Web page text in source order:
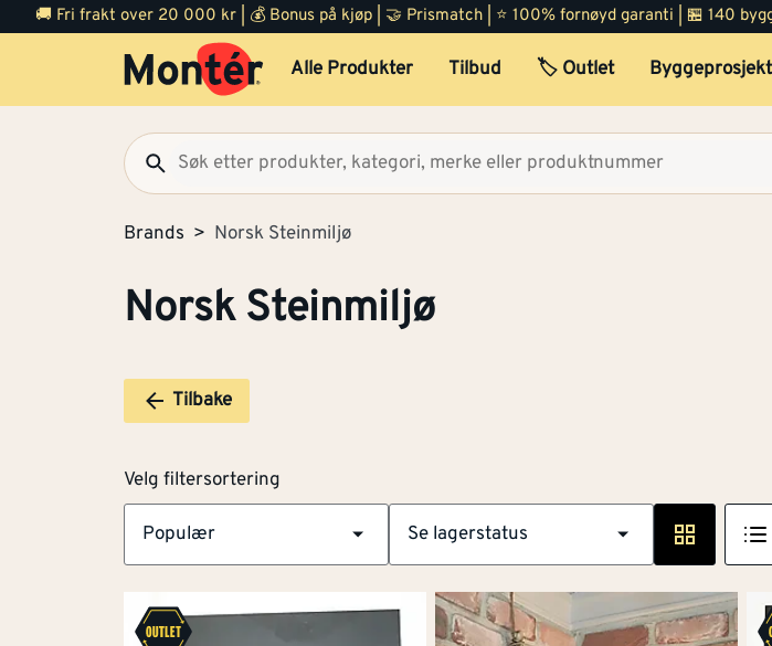
🚚 Fri frakt over 20 000 kr | 💰 Bonus på kjøp | 🤝 Prismatch | ⭐ 100% fornøyd garanti | 🏪 140
Alle Produkter Tilbud 🏷️ Outlet
Brands Norsk Steinmiljø
Norsk Steinmiljø
Tilbake
Velg filtersortering
Populær Se lagerstatus
Velg
filtersortering